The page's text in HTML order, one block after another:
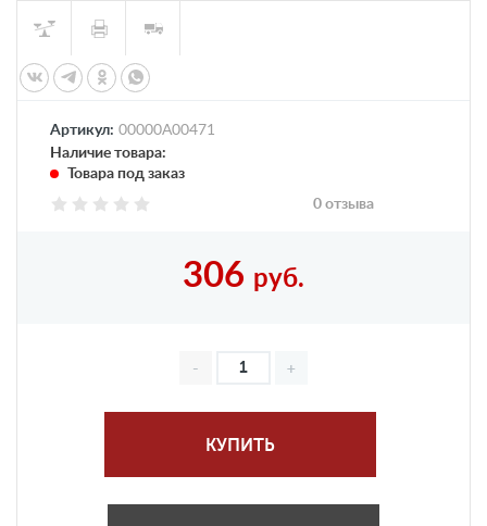
Артикул: 00000А00471
Наличие товара:
Товара под заказ
0 отзыва
306 руб.
КУПИТЬ